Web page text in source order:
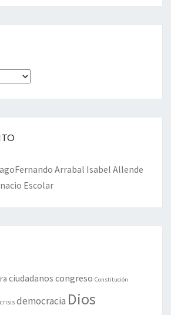
Fernando Arrabal Isabel Allende
Escolar
ciudadanos congreso Constitución
crisis democracia Dios